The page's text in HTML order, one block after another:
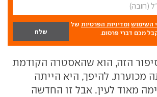
השימוש ומדיניות הפרטיות של
הזה, הוא שהאסטרה הקודמת
מכוערת. להיפך, היא הייתה
מאוד לעין. אבל זו החדשה